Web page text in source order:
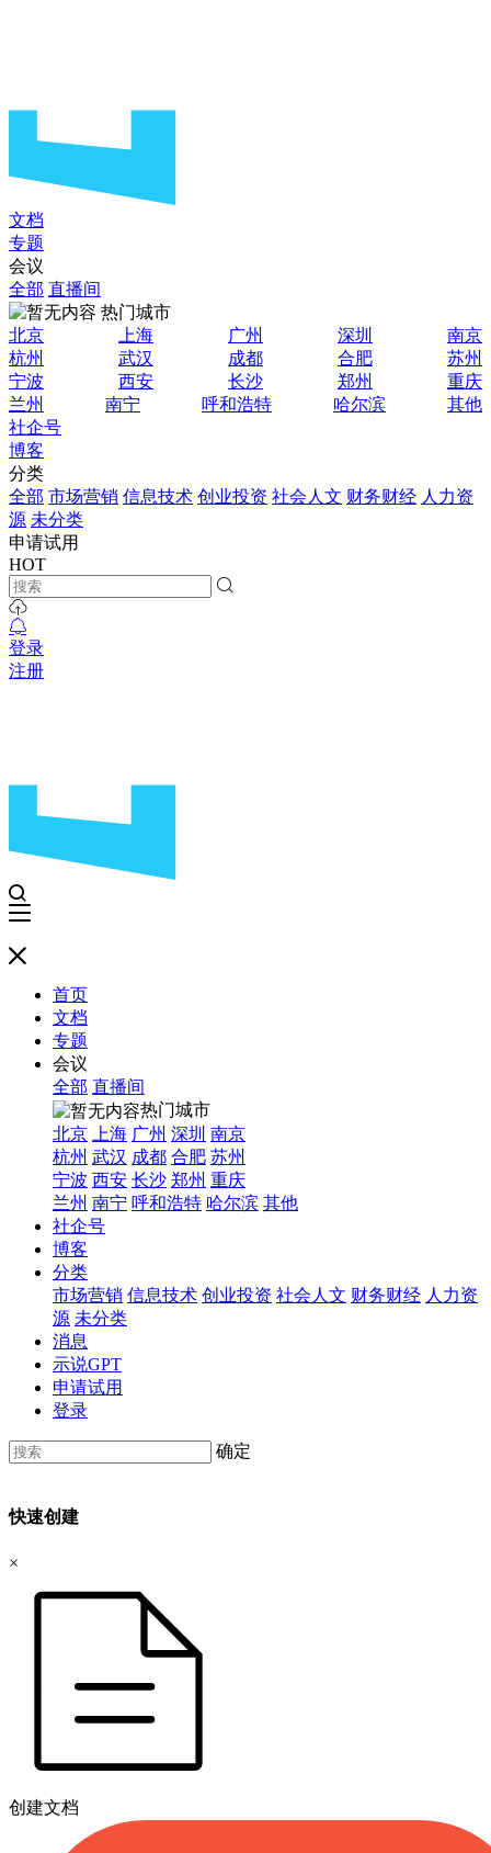
文档
专题
会议
全部 直播间
热门城市
北京
上海 广州 深圳
南京
杭州
武汉 成都 合肥
苏州
宁波
西安 长沙 郑州
重庆
兰州
南宁 呼和浩特 哈尔滨
其他
社企号
博客
分类
全部 市场营销 信息技术 创业投资 社会人文 财务财经 人力资
源 未分类
申请试用
HOT
登录
注册
首页
文档
专题
会议
全部 直播间
热门城市
北京
上海 广州 深圳 南京
杭州 武汉 成都 合肥 苏州
宁波 西安 长沙 郑州 重庆
兰州 南宁 呼和浩特 哈尔滨 其他
社企号
博客
分类
市场营销 信息技术 创业投资 社会人文 财务财经 人力资
源 未分类
消息
示说GPT
申请试用
登录
确定
快速创建
×
创建文档